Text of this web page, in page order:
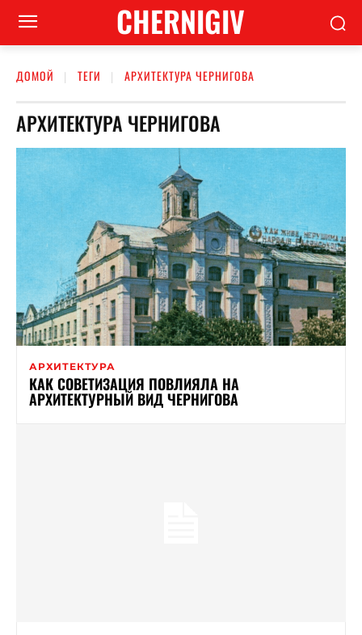
CHERNIGIV
ДОМОЙ ТЕГИ АРХИТЕКТУРА ЧЕРНИГОВА
АРХИТЕКТУРА ЧЕРНИГОВА
АРХИТЕКТУРА
КАК СОВЕТИЗАЦИЯ ПОВЛИЯЛА НА
АРХИТЕКТУРНЫЙ ВИД ЧЕРНИГОВА